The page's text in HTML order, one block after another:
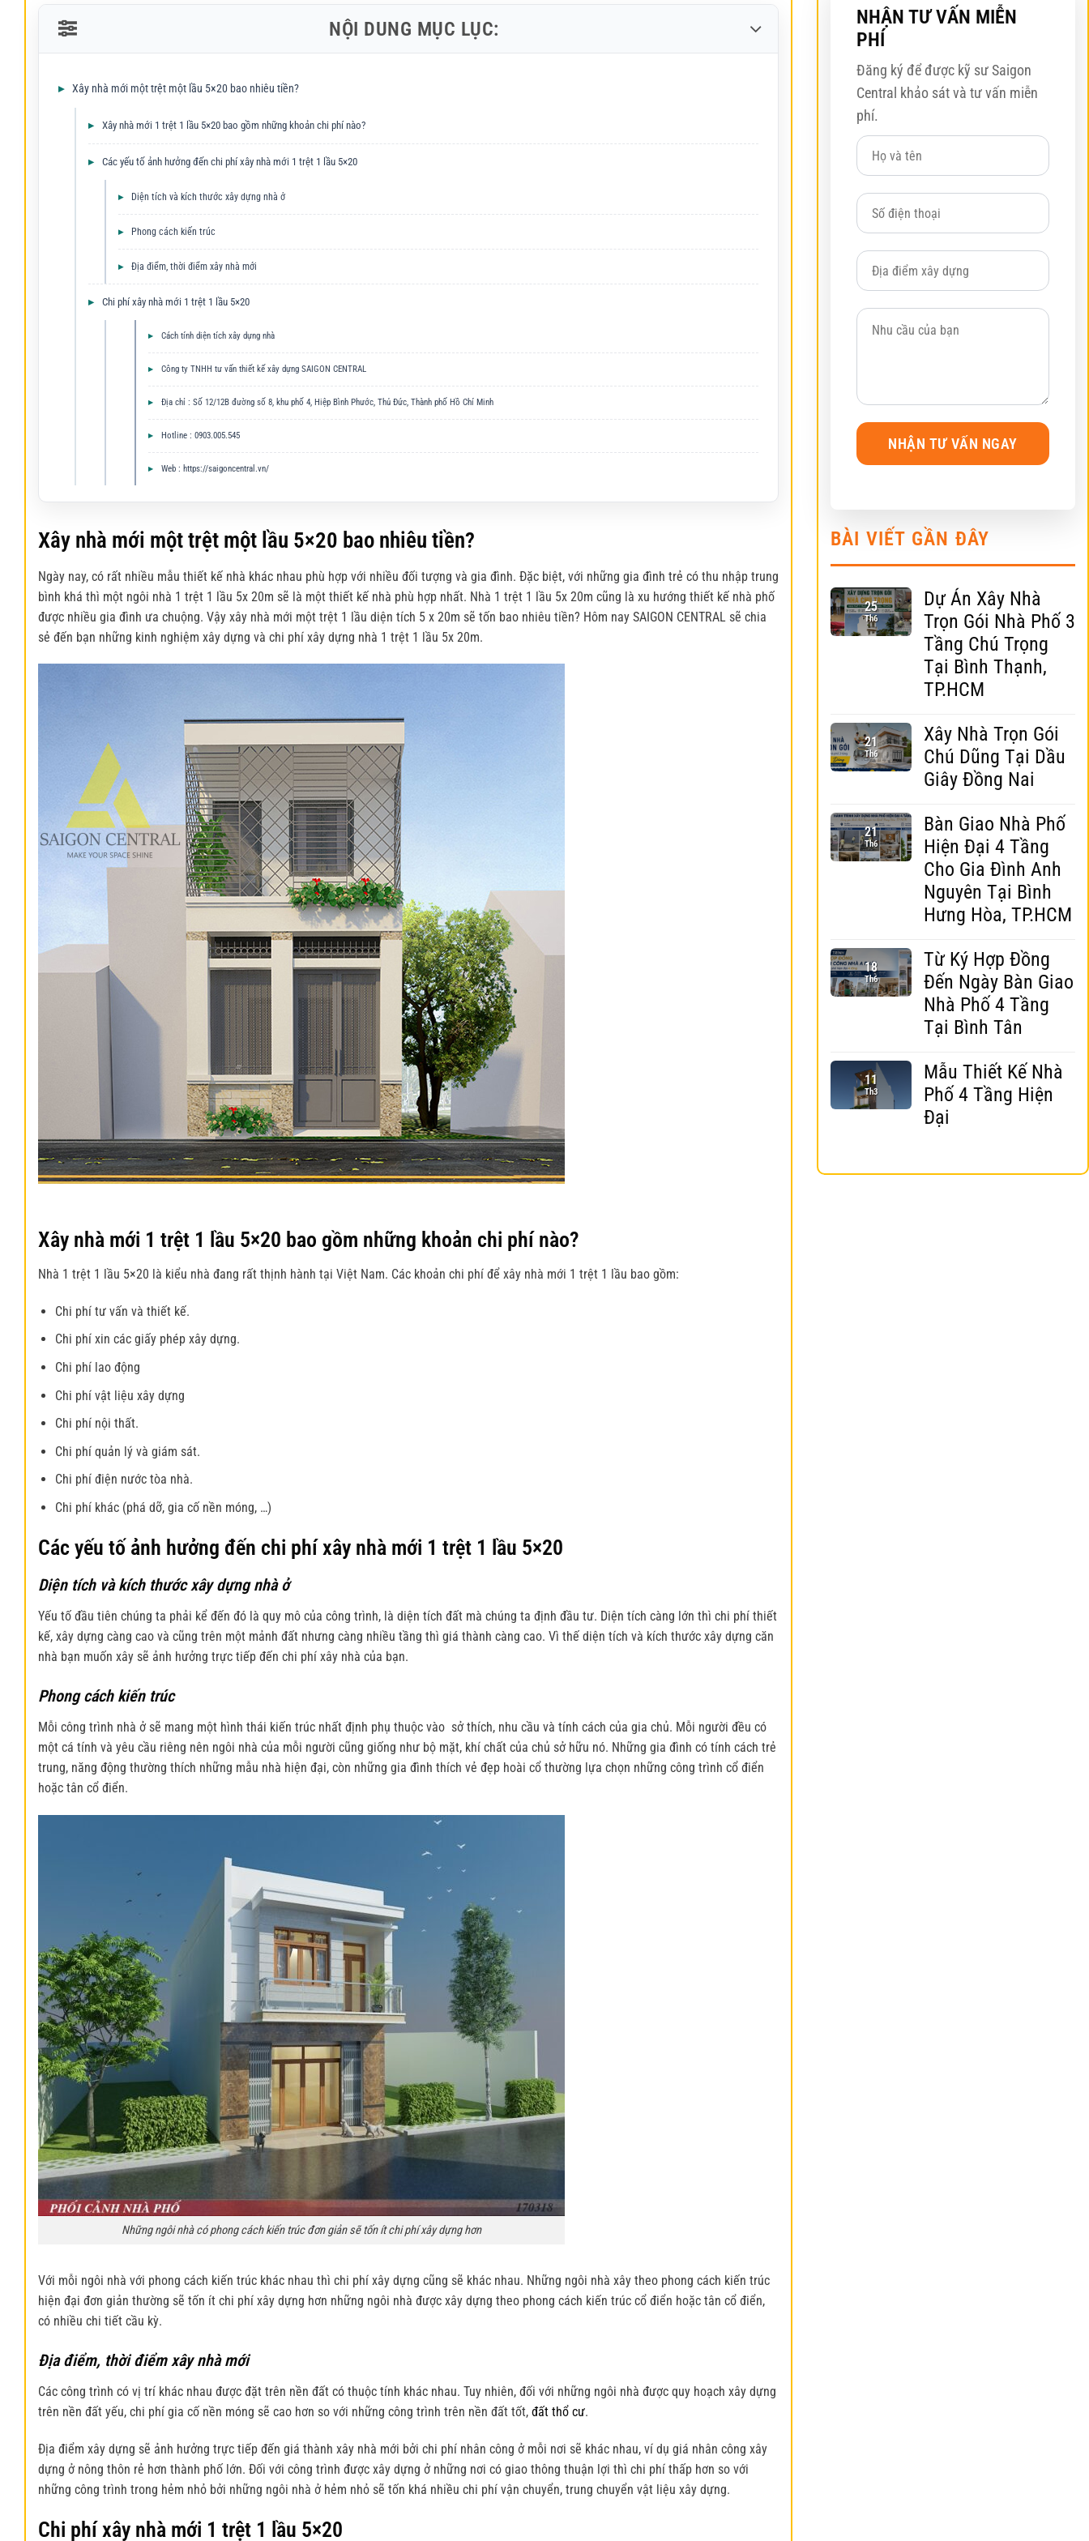
NỘI DUNG MỤC LỤC:
Xây nhà mới một trệt một lầu 5×20 bao nhiêu tiền?
Xây nhà mới 1 trệt 1 lầu 5×20 bao gồm những khoản chi phí nào?
Các yếu tố ảnh hưởng đến chi phí xây nhà mới 1 trệt 1 lầu 5×20
Diện tích và kích thước xây dựng nhà ở
Phong cách kiến trúc
Địa điểm, thời điểm xây nhà mới
Chi phí xây nhà mới 1 trệt 1 lầu 5×20
Cách tính diện tích xây dựng nhà
Công ty TNHH tư vấn thiết kế xây dựng SAIGON CENTRAL
Địa chỉ : Số 12/12B đường số 8, khu phố 4, Hiệp Bình Phước, Thủ Đức, Thành phố Hồ Chí Minh
Hotline : 0903.005.545
Web : https://saigoncentral.vn/
Xây nhà mới một trệt một lầu 5×20 bao nhiêu tiền?
Ngày nay, có rất nhiều mẫu thiết kế nhà khác nhau phù hợp với nhiều đối tượng và gia đình. Đặc biệt, với những gia đình trẻ có thu nhập trung
bình khá thì một ngôi nhà 1 trệt 1 lầu 5x 20m sẽ là một thiết kế nhà phù hợp nhất. Nhà 1 trệt 1 lầu 5x 20m cũng là xu hướng thiết kế nhà phố
được nhiều gia đình ưa chuộng. Vậy xây nhà mới một trệt 1 lầu diện tích 5 x 20m sẽ tốn bao nhiêu tiền? Hôm nay SAIGON CENTRAL sẽ chia
sẻ đến bạn những kinh nghiệm xây dựng và chi phí xây dựng nhà 1 trệt 1 lầu 5x 20m.
Xây nhà mới 1 trệt 1 lầu 5×20 bao gồm những khoản chi phí nào?
Nhà 1 trệt 1 lầu 5×20 là kiểu nhà đang rất thịnh hành tại Việt Nam. Các khoản chi phí để xây nhà mới 1 trệt 1 lầu bao gồm:
Chi phí tư vấn và thiết kế.
Chi phí xin các giấy phép xây dựng.
Chi phí lao động
Chi phí vật liệu xây dựng
Chi phí nội thất.
Chi phí quản lý và giám sát.
Chi phí điện nước tòa nhà.
Chi phí khác (phá dỡ, gia cố nền móng, …)
Các yếu tố ảnh hưởng đến chi phí xây nhà mới 1 trệt 1 lầu 5×20
Diện tích và kích thước xây dựng nhà ở
Yếu tố đầu tiên chúng ta phải kể đến đó là quy mô của công trình, là diện tích đất mà chúng ta định đầu tư. Diện tích càng lớn thì chi phí thiết
kế, xây dựng càng cao và cũng trên một mảnh đất nhưng càng nhiều tầng thì giá thành càng cao. Vì thế diện tích và kích thước xây dựng căn
nhà bạn muốn xây sẽ ảnh hưởng trực tiếp đến chi phí xây nhà của bạn.
Phong cách kiến trúc
Mỗi công trình nhà ở sẽ mang một hình thái kiến ​​trúc nhất định phụ thuộc vào sở thích, nhu cầu và tính cách của gia chủ. Mỗi người đều có
một cá tính và yêu cầu riêng nên ngôi nhà của mỗi người cũng giống như bộ mặt, khí chất của chủ sở hữu nó. Những gia đình có tính cách trẻ
trung, năng động thường thích những mẫu nhà hiện đại, còn những gia đình thích vẻ đẹp hoài cổ thường lựa chọn những công trình cổ điển
hoặc tân cổ điển.
Những ngôi nhà có phong cách kiến trúc đơn giản sẽ tốn ít chi phí xây dựng hơn
Với mỗi ngôi nhà với phong cách kiến trúc khác nhau thì chi phí xây dựng cũng sẽ khác nhau. Những ngôi nhà xây theo phong cách kiến trúc
hiện đại đơn giản thường sẽ tốn ít chi phí xây dựng hơn những ngôi nhà được xây dựng theo phong cách kiến trúc cổ điển hoặc tân cổ điển,
có nhiều chi tiết cầu kỳ.
Địa điểm, thời điểm xây nhà mới
Các công trình có vị trí khác nhau được đặt trên nền đất có thuộc tính khác nhau. Tuy nhiên, đối với những ngôi nhà được quy hoạch xây dựng
trên nền đất yếu, chi phí gia cố nền móng sẽ cao hơn so với những công trình trên nền đất tốt, đất thổ cư.
Địa điểm xây dựng sẽ ảnh hưởng trực tiếp đến giá thành xây nhà mới bởi chi phí nhân công ở mỗi nơi sẽ khác nhau, ví dụ giá nhân công xây
dựng ở nông thôn rẻ hơn thành phố lớn. Đối với công trình được xây dựng ở những nơi có giao thông thuận lợi thì chi phí thấp hơn so với
những công trình trong hẻm nhỏ bởi những ngôi nhà ở hẻm nhỏ sẽ tốn khá nhiều chi phí vận chuyển, trung chuyển vật liệu xây dựng.
Chi phí xây nhà mới 1 trệt 1 lầu 5×20
NHẬN TƯ VẤN MIỄN
PHÍ
Đăng ký để được kỹ sư Saigon
Central khảo sát và tư vấn miễn
phí.
BÀI VIẾT GẦN ĐÂY
25
Th6
Dự Án Xây Nhà
Trọn Gói Nhà Phố 3
Tầng Chú Trọng
Tại Bình Thạnh,
TP.HCM
21
Th6
Xây Nhà Trọn Gói
Chú Dũng Tại Dầu
Giây Đồng Nai
21
Th6
Bàn Giao Nhà Phố
Hiện Đại 4 Tầng
Cho Gia Đình Anh
Nguyên Tại Bình
Hưng Hòa, TP.HCM
18
Th6
Từ Ký Hợp Đồng
Đến Ngày Bàn Giao
Nhà Phố 4 Tầng
Tại Bình Tân
11
Th3
Mẫu Thiết Kế Nhà
Phố 4 Tầng Hiện
Đại